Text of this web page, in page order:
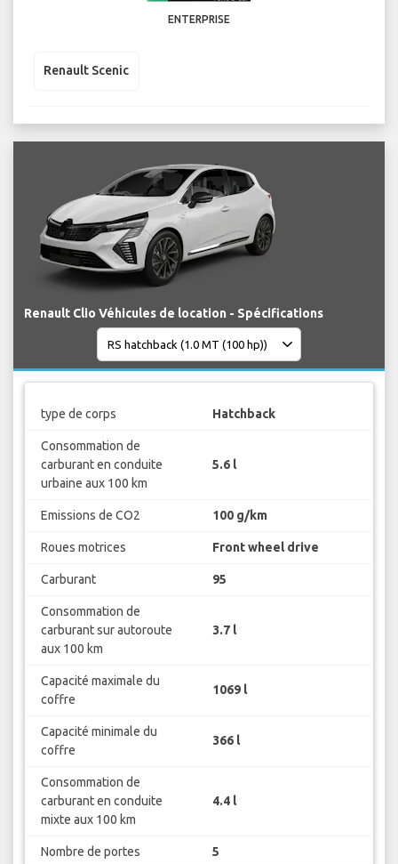
ENTERPRISE
Renault Scenic
Renault Clio Véhicules de location - Spécifications
type de corps Hatchback
Consommation de
carburant en conduite
urbaine aux 100 km
5.6 l
Emissions de CO2 100 g/km
Roues motrices Front wheel drive
Carburant 95
Consommation de
carburant sur autoroute
aux 100 km
3.7 l
Capacité maximale du
coffre
1069 l
Capacité minimale du
coffre
366 l
Consommation de
carburant en conduite
mixte aux 100 km
4.4 l
Nombre de portes 5